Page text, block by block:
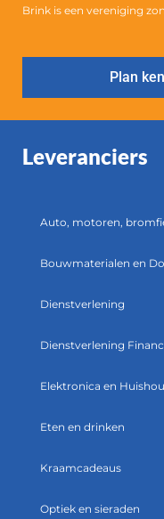
Brink is een vereniging
Plan
Leveranciers
Auto, motoren,
Bouwmaterialen en
Dienstverlening
Dienstverlening
Elektronica en
Eten en drinken
Kraamcadeaus
Optiek en sieraden